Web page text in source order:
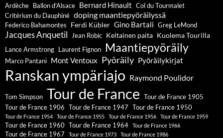
Ardèche Ballon d’Alsace Bernard Hinault Col du Tourmalet
Critérium du Dauphiné doping maantiepyöräilyssä
Federico Bahamontes Ferdi Kübler Gino Bartali Greg LeMond
Jacques Anquetil Jean Robic Keltainen paita Kuolema Tourilla
Lance Armstrong Laurent Fignon Maantiepyöräily
Marco Pantani Mont Ventoux Pyöräily Pyöräilykirjat
Ranskan ympäriajo Raymond Poulidor
Tom Simpson Tour de France Tour de France 1905
Tour de France 1906 Tour de France 1947 Tour de France 1950
Tour de France 1954 Tour de France 1955 Tour de France 1956 Tour de France 1959
Tour de France 1960 Tour de France 1964 Tour de France 1966
Tour de France 1967 Tour de France 1973 Tour de France 1986